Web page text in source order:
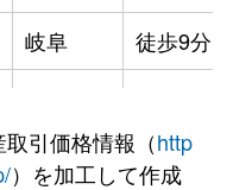
岐阜
徒歩9分
岐阜
徒歩11分
引価格情報（http
）を加工して作成